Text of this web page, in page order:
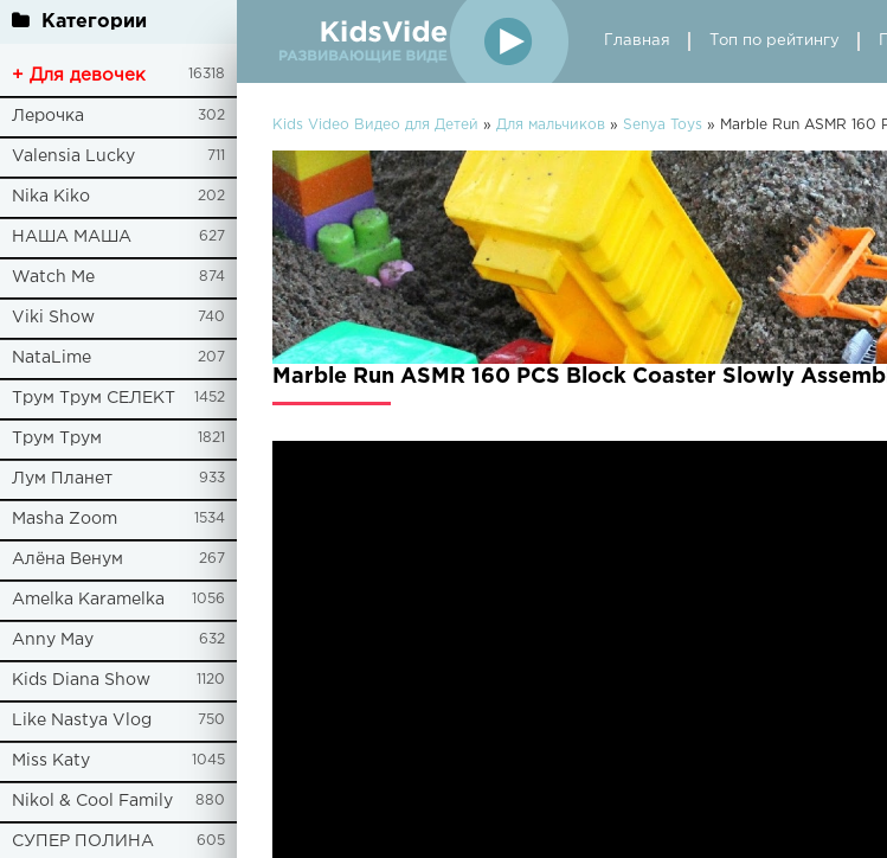
Категории
+ Для девочек 16318
Лерочка 302
Valensia Lucky 711
Nika Kiko 202
НАША МАША 627
Watch Me 874
Viki Show 740
NataLime 207
Трум Трум СЕЛЕКТ 1452
Трум Трум 1821
Лум Планет 933
Masha Zoom 1534
Алёна Венум 267
Amelka Karamelka 1056
Anny May 632
Kids Diana Show 1120
Like Nastya Vlog 750
Miss Katy 1045
Nikol & Cool Family 880
СУПЕР ПОЛИНА 605
Главная Топ по рейтингу
Kids Video Видео для Детей » Для мальчиков » Senya Toys » Marble Run ASMR 160
Marble Run ASMR 160 PCS Block Coaster Slowly